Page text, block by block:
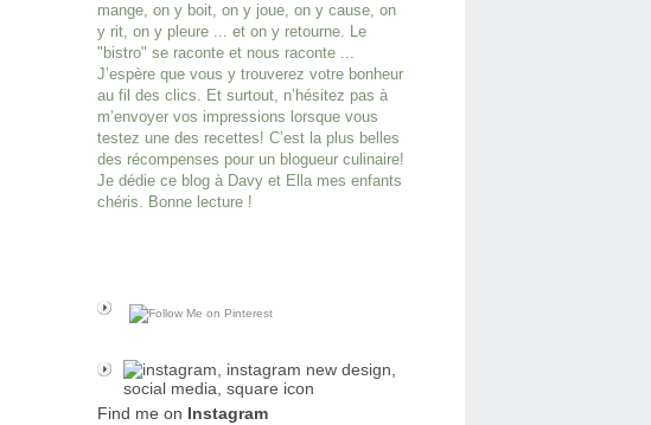
mange, on y boit, on y joue, on y cause, on
y rit, on y pleure ... et on y retourne. Le
"bistro" se raconte et nous raconte ...
J’espère que vous y trouverez votre bonheur
au fil des clics. Et surtout, n’hésitez pas à
m’envoyer vos impressions lorsque vous
testez une des recettes! C’est la plus belles
des récompenses pour un blogueur culinaire!
Je dédie ce blog à Davy et Ella mes enfants
chéris. Bonne lecture !
Find me on Instagram